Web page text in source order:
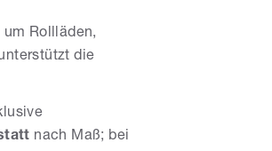
Rollläden,
die
nach Maß; bei